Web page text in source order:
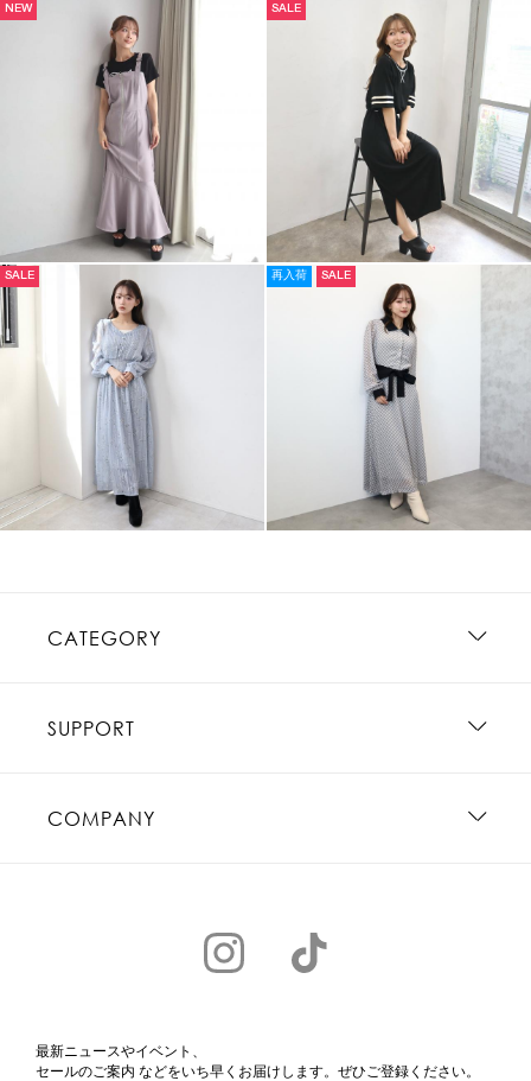
NEW SALE
SALE 再入荷 SALE
CATEGORY
SUPPORT
COMPANY
最新ニュースやイベント、
セールのご案内 などをいち早くお届けします。ぜひご登録ください。